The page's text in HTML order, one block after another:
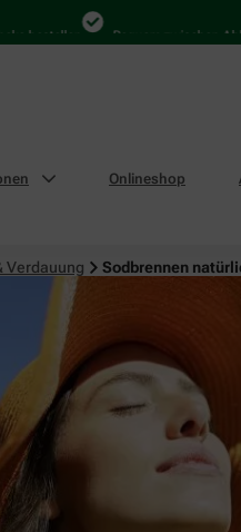
Bequem zwischen
Onlineshop
Verdauung Sodbrennen